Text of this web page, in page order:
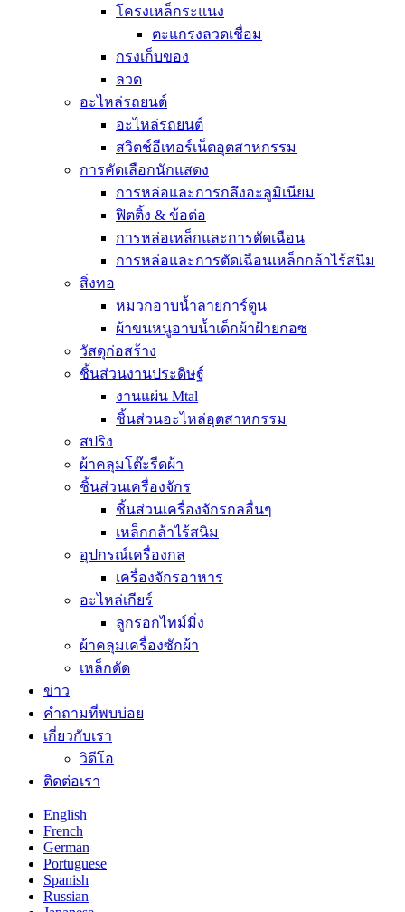
โครงเหล็กระแนง
ตะแกรงลวดเชื่อม
กรงเก็บของ
ลวด
อะไหล่รถยนต์
อะไหล่รถยนต์
สวิตช์อีเทอร์เน็ตอุตสาหกรรม
การคัดเลือกนักแสดง
การหล่อและการกลึงอะลูมิเนียม
ฟิตติ้ง & ข้อต่อ
การหล่อเหล็กและการตัดเฉือน
การหล่อและการตัดเฉือนเหล็กกล้าไร้สนิม
สิ่งทอ
หมวกอาบน้ำลายการ์ตูน
ผ้าขนหนูอาบน้ำเด็กผ้าฝ้ายกอซ
วัสดุก่อสร้าง
ชิ้นส่วนงานประดิษฐ์
งานแผ่น Mtal
ชิ้นส่วนอะไหล่อุตสาหกรรม
สปริง
ผ้าคลุมโต๊ะรีดผ้า
ชิ้นส่วนเครื่องจักร
ชิ้นส่วนเครื่องจักรกลอื่นๆ
เหล็กกล้าไร้สนิม
อุปกรณ์เครื่องกล
เครื่องจักรอาหาร
อะไหล่เกียร์
ลูกรอกไทม์มิ่ง
ผ้าคลุมเครื่องซักผ้า
เหล็กดัด
ข่าว
คำถามที่พบบ่อย
เกี่ยวกับเรา
วิดีโอ
ติดต่อเรา
English
French
German
Portuguese
Spanish
Russian